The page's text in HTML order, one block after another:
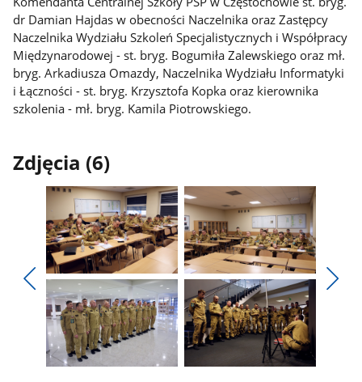
dr Damian Hajdas w obecności Naczelnika oraz Zastępcy
Naczelnika Wydziału Szkoleń Specjalistycznych i Współpracy
Międzynarodowej - st. bryg. Bogumiła Zalewskiego oraz mł.
bryg. Arkadiusza Omazdy, Naczelnika Wydziału Informatyki
i Łączności - st. bryg. Krzysztofa Kopka oraz kierownika
szkolenia - mł. bryg. Kamila Piotrowskiego.
Zdjęcia (6)
Pokaż
poprzednie
zdjęcia
Pokaż
zdjęcie
1
z
galerii.
Pokaż
zdjęcie
2
z
galerii.